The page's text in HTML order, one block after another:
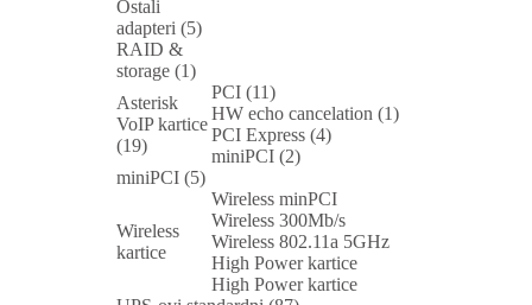
Ostali
adapteri (5)
RAID &
storage (1)
Asterisk
VoIP kartice
(19)
PCI (11)
HW echo cancelation (1)
PCI Express (4)
miniPCI (2)
miniPCI (5)
Wireless
kartice
Wireless minPCI
Wireless 300Mb/s
Wireless 802.11a 5GHz
High Power kartice
High Power kartice